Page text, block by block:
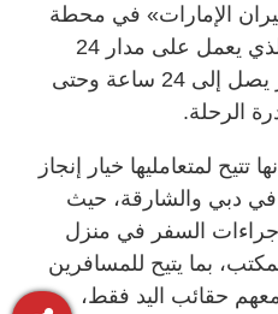
الإمارات» في محطة
حافلات عجمان المركزية، الذي يعمل على مدار 24
ساعة، وذلك في وقت مبكر يصل إلى 24 ساعة وحتى
الرحلة.
لمتعامليها خيار إنجاز
دبي والشارقة، حيث
إجراءات السفر في منزل
بما يتيح للمسافرين
حقائب اليد فقط،